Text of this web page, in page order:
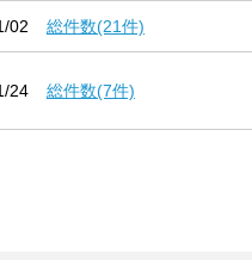
02 総件数(21件)
24 総件数(7件)